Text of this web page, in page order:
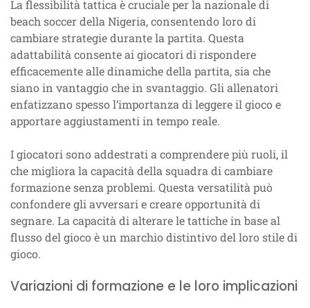
La flessibilità tattica è cruciale per la nazionale di
beach soccer della Nigeria, consentendo loro di
cambiare strategie durante la partita. Questa
adattabilità consente ai giocatori di rispondere
efficacemente alle dinamiche della partita, sia che
siano in vantaggio che in svantaggio. Gli allenatori
enfatizzano spesso l’importanza di leggere il gioco e
apportare aggiustamenti in tempo reale.
I giocatori sono addestrati a comprendere più ruoli, il
che migliora la capacità della squadra di cambiare
formazione senza problemi. Questa versatilità può
confondere gli avversari e creare opportunità di
segnare. La capacità di alterare le tattiche in base al
flusso del gioco è un marchio distintivo del loro stile di
gioco.
Variazioni di formazione e le loro implicazioni